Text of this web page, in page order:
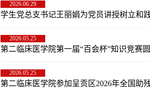
2026.06.29
学生党总支书记王丽娟为党员讲授树立和
2026.05.25
第二临床医学院第一届“百会杯”知识竞赛
2026.05.25
第二临床医学院参加呈贡区2026年全国助